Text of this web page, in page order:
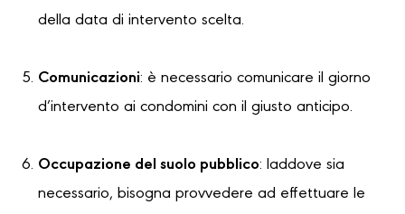
della data di intervento scelta.
Comunicazioni: è necessario comunicare il giorno
d’intervento ai condomini con il giusto anticipo.
Occupazione del suolo pubblico: laddove sia
necessario, bisogna provvedere ad effettuare le